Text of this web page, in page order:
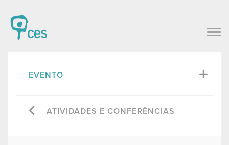
EVENTO
ATIVIDADES E CONFERÊNCIAS